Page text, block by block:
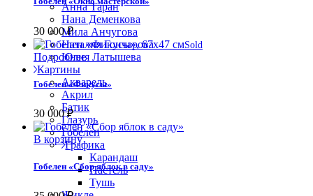
Анна Таран
Нана Деменкова
Мила Анчугова
Наталия Гончарова
Юлия Латышева
Картины
Акварель
Акрил
Батик
Глазурь
Гобелен
Графика
Карандаш
Пастель
Тушь
30 000₽
Sold
Подробнее
Гобелен «Фикусы»
30 000₽
В корзину
Гобелен «Сбор яблок в саду»